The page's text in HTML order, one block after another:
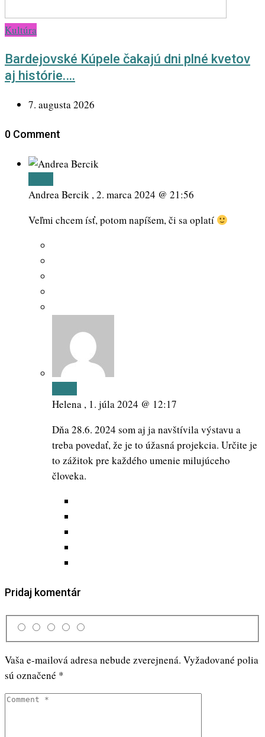
Kultúra
Bardejovské Kúpele čakajú dni plné kvetov
aj histórie.…
7. augusta 2026
0 Comment
Andrea Bercik ,2. marca 2024 @ 21:56
Veľmi chcem ísť, potom napíšem, či sa oplatí
Helena , 1. júla 2024 @ 12:17
Dňa 28.6. 2024 som aj ja navštívila výstavu a
treba povedať, že je to úžasná projekcia. Určite je
to zážitok pre každého umenie milujúceho
človeka.
Pridaj komentár
Vaša e-mailová adresa nebude zverejnená. Vyžadované polia
sú označené *